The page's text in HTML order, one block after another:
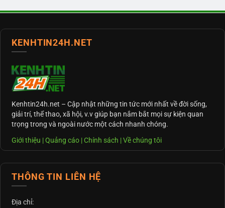
KENHTIN24H.NET
Kenhtin24h.net – Cập nhật những tin tức mới nhất về đời sống,
giải trí, thể thao, xã hội, v.v giúp bạn nắm bắt mọi sự kiện quan
trọng trong và ngoài nước một cách nhanh chóng.
Giới thiệu |Quảng cáo |Chính sách |Về chúng tôi
THÔNG TIN LIÊN HỆ
Địa chỉ: